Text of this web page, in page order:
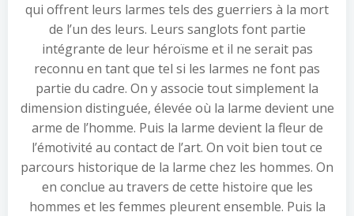
qui offrent leurs larmes tels des guerriers à la mort
de l’un des leurs. Leurs sanglots font partie
intégrante de leur héroïsme et il ne serait pas
reconnu en tant que tel si les larmes ne font pas
partie du cadre. On y associe tout simplement la
dimension distinguée, élevée où la larme devient une
arme de l’homme. Puis la larme devient la fleur de
l’émotivité au contact de l’art. On voit bien tout ce
parcours historique de la larme chez les hommes. On
en conclue au travers de cette histoire que les
hommes et les femmes pleurent ensemble. Puis la